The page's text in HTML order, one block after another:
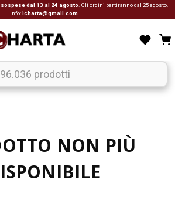
dal 13 al 24 agosto . Gli ordini partiranno dal 25 agosto.
Info:icharta@gmail.com
NON PIÙ